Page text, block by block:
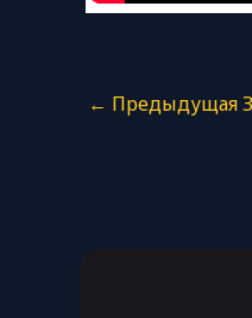
← Предыдущая